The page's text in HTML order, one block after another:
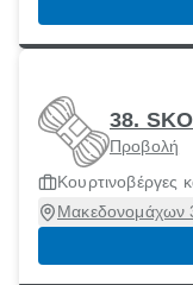
38.
Προβολή
Κουρτινοβέργες
Μακεδονομάχων